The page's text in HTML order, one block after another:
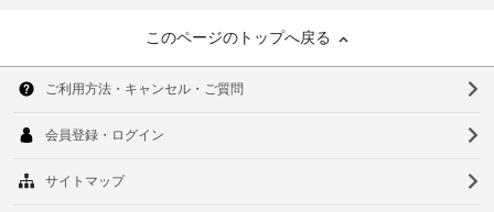
このページのトップへ戻る